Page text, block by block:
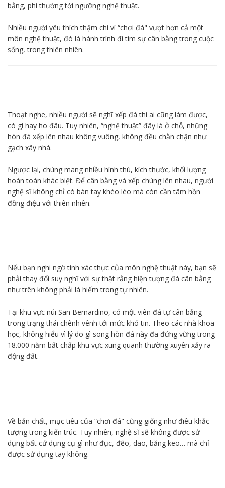
bằng, phi thường tới ngưỡng nghệ thuật.
Nhiều người yêu thích thậm chí ví “chơi đá" vượt hơn cả một
môn nghệ thuật, đó là hành trình đi tìm sự cân bằng trong cuộc
sống, trong thiên nhiên.
Thoạt nghe, nhiều người sẽ nghĩ xếp đá thì ai cũng làm được,
có gì hay ho đâu. Tuy nhiên, “nghệ thuật” đây là ở chỗ, những
hòn đá xếp lên nhau không vuông, không đều chằn chặn như
gạch xây nhà.
Ngược lại, chúng mang nhiều hình thù, kích thước, khối lượng
hoàn toàn khác biệt. Để cân bằng và xếp chúng lên nhau, người
nghệ sĩ không chỉ có bàn tay khéo léo mà còn cần tâm hồn
đồng điệu với thiên nhiên.
Nếu bạn nghi ngờ tính xác thực của môn nghệ thuật này, bạn sẽ
phải thay đổi suy nghĩ với sự thật rằng hiện tượng đá cân bằng
như trên không phải là hiếm trong tự nhiên.
Tại khu vực núi San Bernardino, có một viên đá tự cân bằng
trong trạng thái chênh vênh tới mức khó tin. Theo các nhà khoa
học, không hiểu vì lý do gì song hòn đá này đã đứng vững trong
18.000 năm bất chấp khu vực xung quanh thường xuyên xảy ra
động đất.
Về bản chất, mục tiêu của “chơi đá" cũng giống như điêu khắc
tượng trong kiến trúc. Tuy nhiên, nghệ sĩ sẽ không được sử
dụng bất cứ dụng cụ gì như đục, đẽo, dao, băng keo… mà chỉ
được sử dụng tay không.